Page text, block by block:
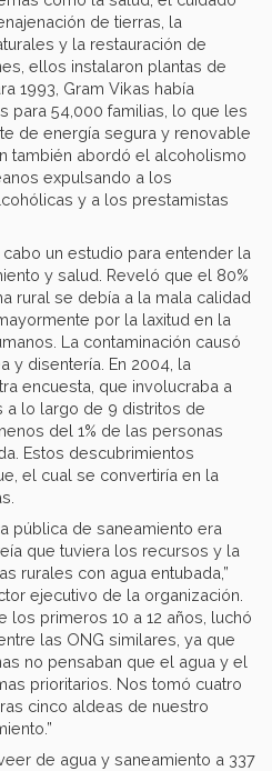
de tierras, la
y la restauración de
ellos instalaron plantas de
1993, Gram Vikas había
para 54,000 familias, lo que les
de energía segura y renovable
también abordó el alcoholismo
expulsando a los
y a los prestamistas
un estudio para entender la
y salud. Reveló que el 80%
rural se debía a la mala calidad
por la laxitud en la
La contaminación causó
y disentería. En 2004, la
encuesta, que involucraba a
a lo largo de 9 distritos de
del 1% de las personas
Estos descubrimientos
el cual se convertiría en la
pública de saneamiento era
que tuviera los recursos y la
rurales con agua entubada,”
ejecutivo de la organización.
los primeros 10 a 12 años, luchó
las ONG similares, ya que
no pensaban que el agua y el
prioritarios. Nos tomó cuatro
cinco aldeas de nuestro
de agua y saneamiento a 337